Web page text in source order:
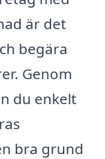
är det
begära
Genom
du enkelt
bra grund